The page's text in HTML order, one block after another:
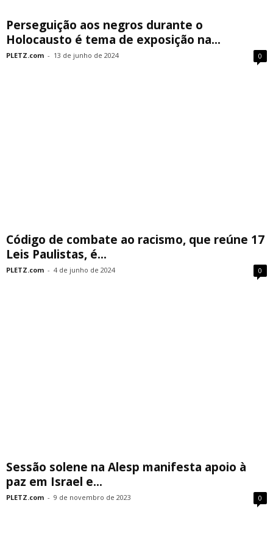
­Perseguição aos negros durante o
Holocausto é tema de exposição na...
PLETZ.com - 13 de junho de 2024 0
Código de combate ao racismo, que reúne 17
Leis Paulistas, é...
PLETZ.com - 4 de junho de 2024 0
Sessão solene na Alesp manifesta apoio à
paz em Israel e...
PLETZ.com - 9 de novembro de 2023 0